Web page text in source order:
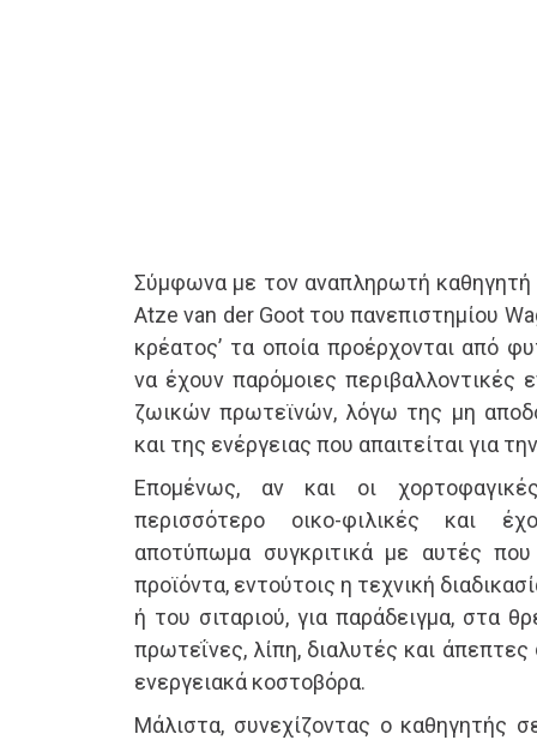
Σύμφωνα με τον αναπληρωτή καθηγητή
Atze van der Goot του πανεπιστημίου
κρέατος’ τα οποία προέρχονται από
να έχουν παρόμοιες
ζωικών πρωτεϊνών, λόγω της μη
και της ενέργειας που απαιτείται για
Επομένως, αν και οι
περισσότερο οικο-φιλικές και
αποτύπωμα συγκριτικά με αυτές
προϊόντα, εντούτοις η τεχνική
ή του σιταριού, για παράδειγμα, στα
πρωτεΐνες, λίπη, διαλυτές και άπεπτες
ενεργειακά κοστοβόρα.
Μάλιστα, συνεχίζοντας ο καθηγητής